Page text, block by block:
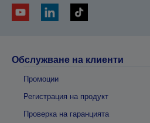
Обслужване на клиенти
Промоции
Регистрация на продукт
Проверка на гаранцията